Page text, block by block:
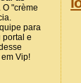
"crème
para
portal e
Vip!